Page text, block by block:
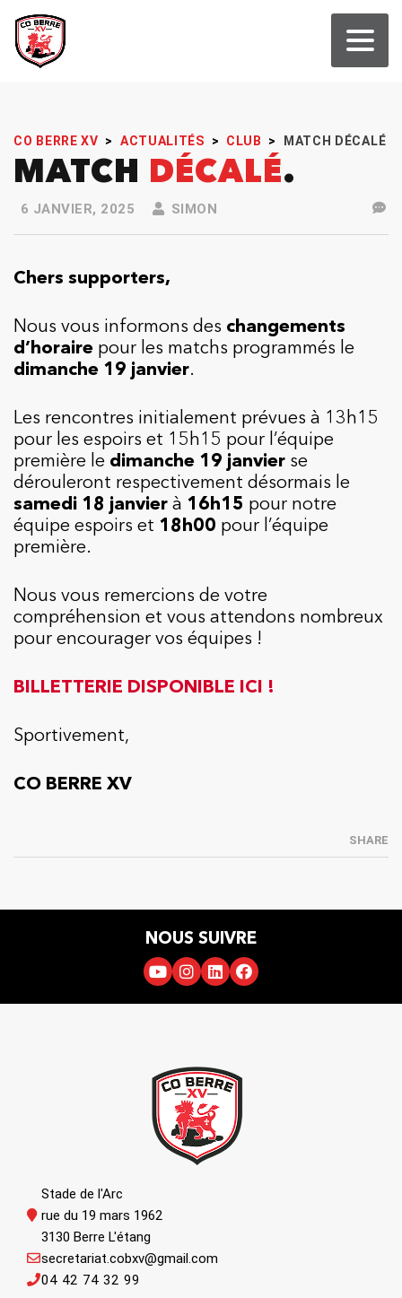
CO BERRE XV > ACTUALITÉS > CLUB > MATCH DÉCALÉ
MATCH DÉCALÉ
6 JANVIER, 2025 SIMON
Chers supporters,
Nous vous informons des changements
d’horaire pour les matchs programmés le
dimanche 19 janvier.
Les rencontres initialement prévues à 13h15
pour les espoirs et 15h15 pour l’équipe
première le dimanche 19 janvier se
dérouleront respectivement désormais le
samedi 18 janvier à 16h15 pour notre
équipe espoirs et 18h00 pour l’équipe
première.
Nous vous remercions de votre
compréhension et vous attendons nombreux
pour encourager vos équipes !
BILLETTERIE DISPONIBLE ICI !
Sportivement,
CO BERRE XV
SHARE
NOUS SUIVRE
Stade de l'Arc
rue du 19 mars 1962
3130 Berre L'étang
04 42 74 32 99
secretariat.cobxv@gmail.com